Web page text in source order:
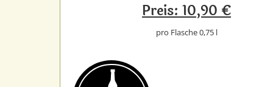
Preis: 10,90 €
pro Flasche 0,75 l